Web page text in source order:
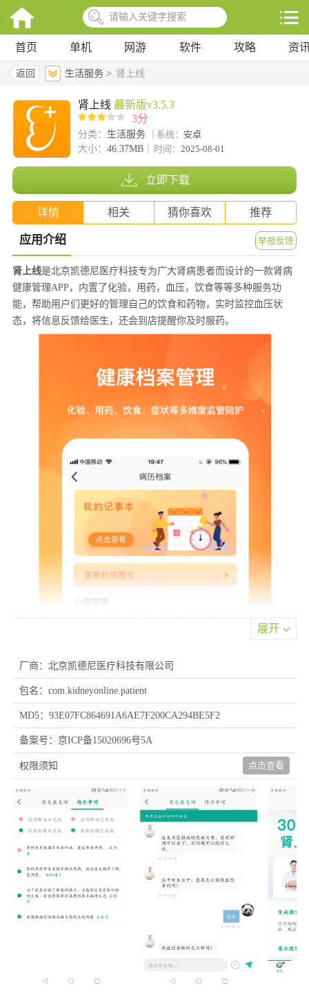
首页 单机 网游 软件 攻略 资
返回 生活服务 > 肾上线
肾上线 最新版v3.5.3
3分
分类： 生活服务 系统： 安卓
大小： 46.37MB 时间： 2025-08-01
立即下载
详情 相关 猜你喜欢 推荐
应用介绍 举报反馈
肾上线是北京凯德尼医疗科技专为广大肾病患者而设计的一款肾病
健康管理APP，内置了化验，用药，血压，饮食等等多种服务功
能，帮助用户们更好的管理自己的饮食和药物，实时监控血压状
态，将信息反馈给医生，还会到店提醒你及时服药。
软件功能
1、专业的慢性肾病管理平台，连接医生，从这里开始；
2、化验、用药、血压、饮食、症状五大维度全程管理；
3、专家医生主动为肾友制定个性化管理处方；
4、各项指标危险提早预警，医生及时提供专业指导与反馈意见。
1、专注肾脏健康：以肾脏健康管理为核心，精准服务关注肾脏健
康的用户群体。
2、知识饮食双供：提供科学系统的肾脏保养医疗知识与合理养肾
3、医患实时交流：支持用户与专业医生在线实时沟通，获取一对
4、专家定制处方：专家医生依据用户情况主动制定个性化管理处
展开
厂商：北京凯德尼医疗科技有限公司
包名：com.kidneyonline.patient
MD5：93E07FC864691A6AE7F200CA294BE5F2
备案号：京ICP备15020696号5A
权限须知 点击查看